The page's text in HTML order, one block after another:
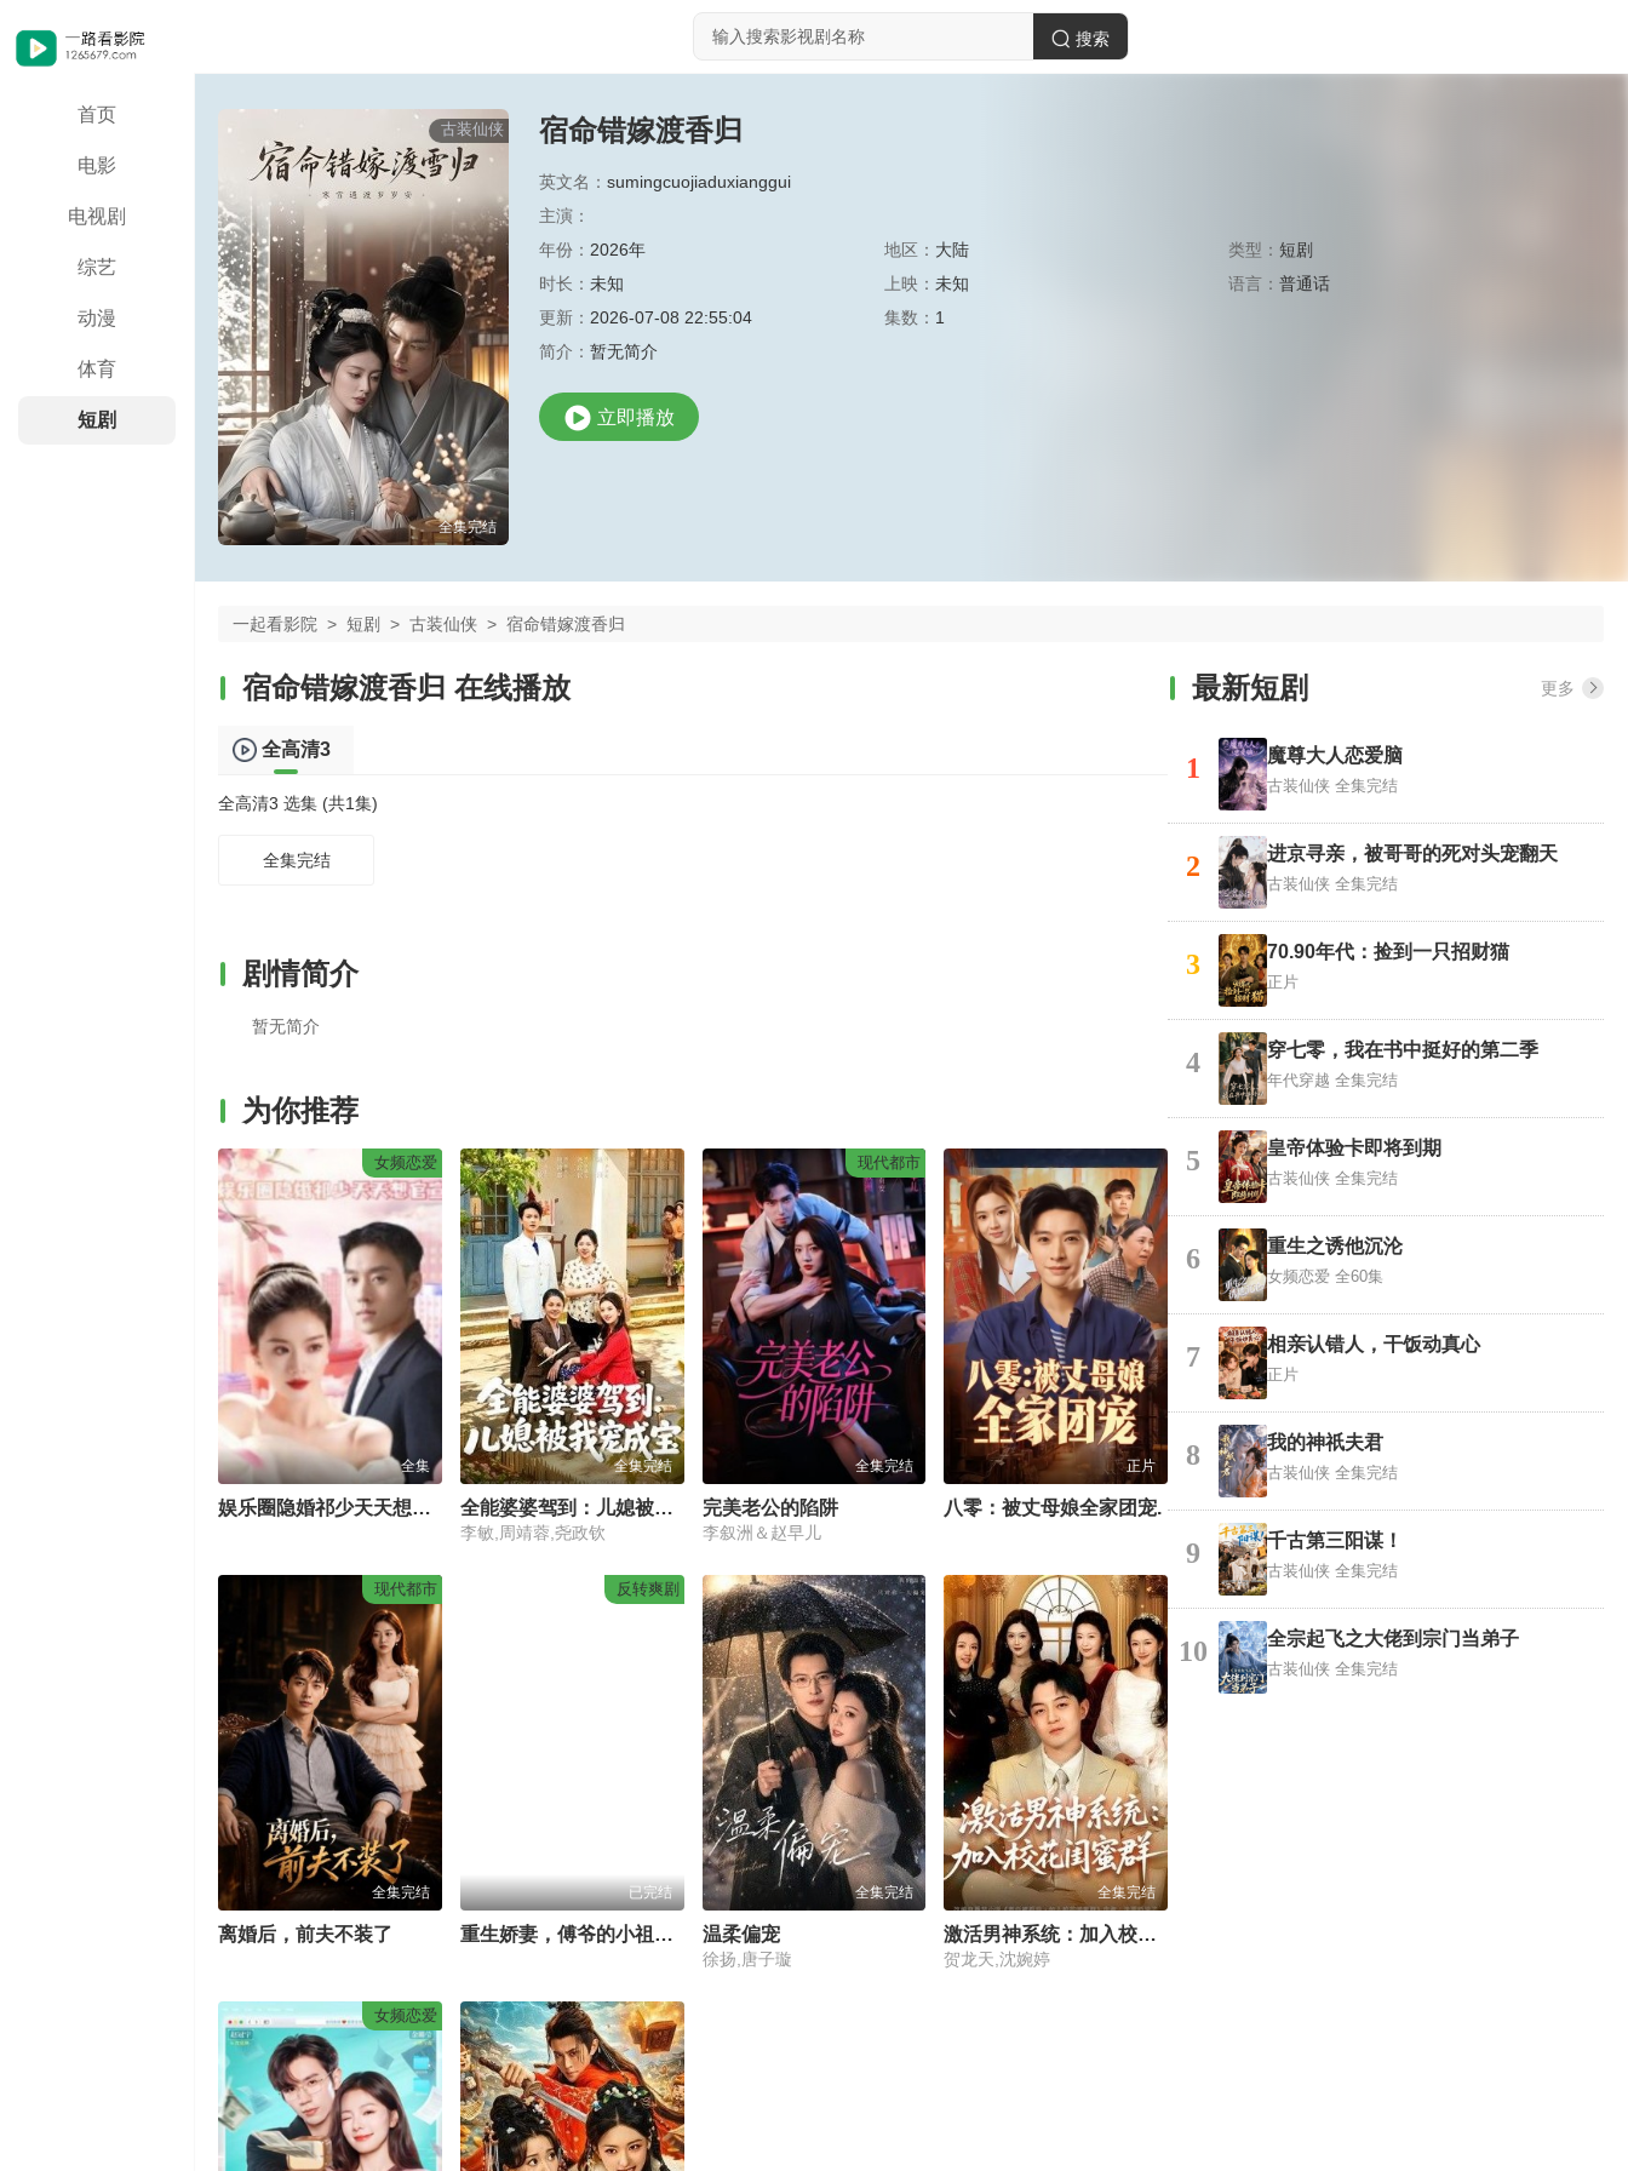
首页
电影
电视剧
综艺
动漫
体育
短剧
搜索
古装仙侠
全集完结
宿命错嫁渡香归
英文名： sumingcuojiaduxianggui
主演：
年份： 2026年 地区： 大陆 类型： 短剧
时长： 未知 上映： 未知 语言：普通话
更新： 2026-07-08 22:55:04 集数： 1
简介： 暂无简介
立即播放
一起看影院 > 短剧 > 古装仙侠 > 宿命错嫁渡香归
宿命错嫁渡香归 在线播放
全高清3
全高清3 选集 (共1集)
全集完结
剧情简介
暂无简介
为你推荐
女频恋爱
全集
娱乐圈隐婚祁少天天想官宣
全集完结
全能婆婆驾到：儿媳被我宠成宝
李敏,周靖蓉,尧政钦
现代都市
全集完结
完美老公的陷阱
李叙洲＆赵早儿
正片
八零：被丈母娘全家团宠.
现代都市
全集完结
离婚后，前夫不装了
反转爽剧
已完结
重生娇妻，傅爷的小祖宗又撒娇了
全集完结
温柔偏宠
徐扬,唐子璇
全集完结
激活男神系统：加入校花闺蜜群
贺龙天,沈婉婷
女频恋爱
最新短剧 更多
1 魔尊大人恋爱脑
古装仙侠 全集完结
2 进京寻亲，被哥哥的死对头宠翻天
古装仙侠 全集完结
3 70.90年代：捡到一只招财猫
正片
4 穿七零，我在书中挺好的第二季
年代穿越 全集完结
5 皇帝体验卡即将到期
古装仙侠 全集完结
6 重生之诱他沉沦
女频恋爱 全60集
7 相亲认错人，干饭动真心
正片
8 我的神祇夫君
古装仙侠 全集完结
9 千古第三阳谋！
古装仙侠 全集完结
10 全宗起飞之大佬到宗门当弟子
古装仙侠 全集完结